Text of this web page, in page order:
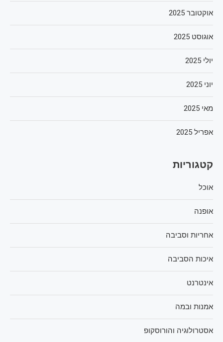
אוקטובר 2025
אוגוסט 2025
יולי 2025
יוני 2025
מאי 2025
אפריל 2025
קטגוריות
אוכל
אופנה
אחריות וסביבה
איכות הסביבה
אינטרנט
אמנות ובמה
אסטרולוגיה והורוסקופ